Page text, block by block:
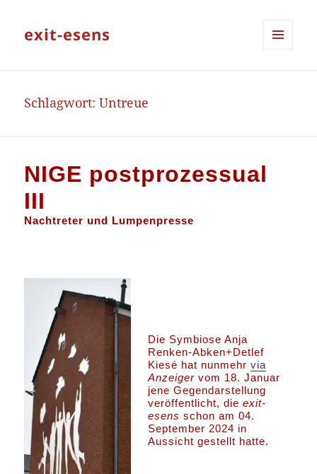
exit-esens
Schlagwort:Untreue
NIGE postprozessual
III
Nachtreter und Lumpenpresse
Die Symbiose Anja
Renken-Abken+Detlef
Kiesé hat nunmehrvia
Anzeiger vom 18. Januar
jene Gegendarstellung
veröffentlicht, dieexit-
esens schon am 04.
September 2024 in
Aussicht gestellt hatte.